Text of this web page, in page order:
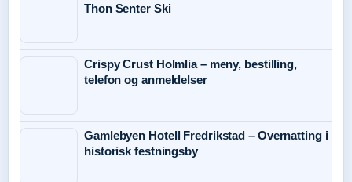
Thon Senter Ski
Crispy Crust Holmlia – meny, bestilling,
telefon og anmeldelser
Gamlebyen Hotell Fredrikstad – Overnatting i
historisk festningsby